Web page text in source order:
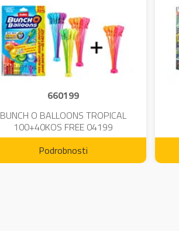
660199
BUNCH O BALLOONS TROPICAL
100+40KOS FREE 04199
Podrobnosti